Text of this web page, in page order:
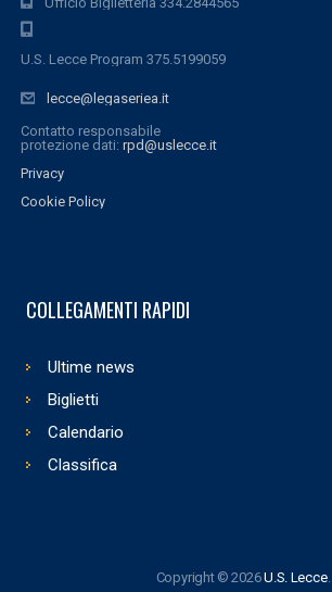
U.S. Lecce Program 375.5199059
lecce@legaseriea.it
Contatto responsabile
protezione dati: rpd@uslecce.it
Privacy
Cookie Policy
COLLEGAMENTI RAPIDI
Ultime news
Biglietti
Calendario
Classifica
Copyright © 2026U.S. Lecce.